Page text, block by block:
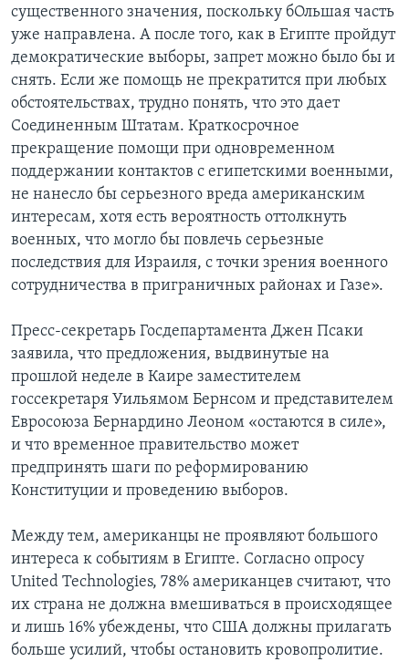
существенного значения, поскольку бОльшая часть
уже направлена. А после того, как в Египте пройдут
демократические выборы, запрет можно было бы и
снять. Если же помощь не прекратится при любых
обстоятельствах, трудно понять, что это дает
Соединенным Штатам. Краткосрочное
прекращение помощи при одновременном
поддержании контактов с египетскими военными,
не нанесло бы серьезного вреда американским
интересам, хотя есть вероятность оттолкнуть
военных, что могло бы повлечь серьезные
последствия для Израиля, с точки зрения военного
сотрудничества в приграничных районах и Газе».
Пресс-секретарь Госдепартамента Джен Псаки
заявила, что предложения, выдвинутые на
прошлой неделе в Каире заместителем
госсекретаря Уильямом Бернсом и представителем
Евросоюза Бернардино Леоном «остаются в силе»,
и что временное правительство может
предпринять шаги по реформированию
Конституции и проведению выборов.
Между тем, американцы не проявляют большого
интереса к событиям в Египте. Согласно опросу
United Technologies, 78% американцев считают, что
их страна не должна вмешиваться в происходящее
и лишь 16% убеждены, что США должны прилагать
больше усилий, чтобы остановить кровопролитие.